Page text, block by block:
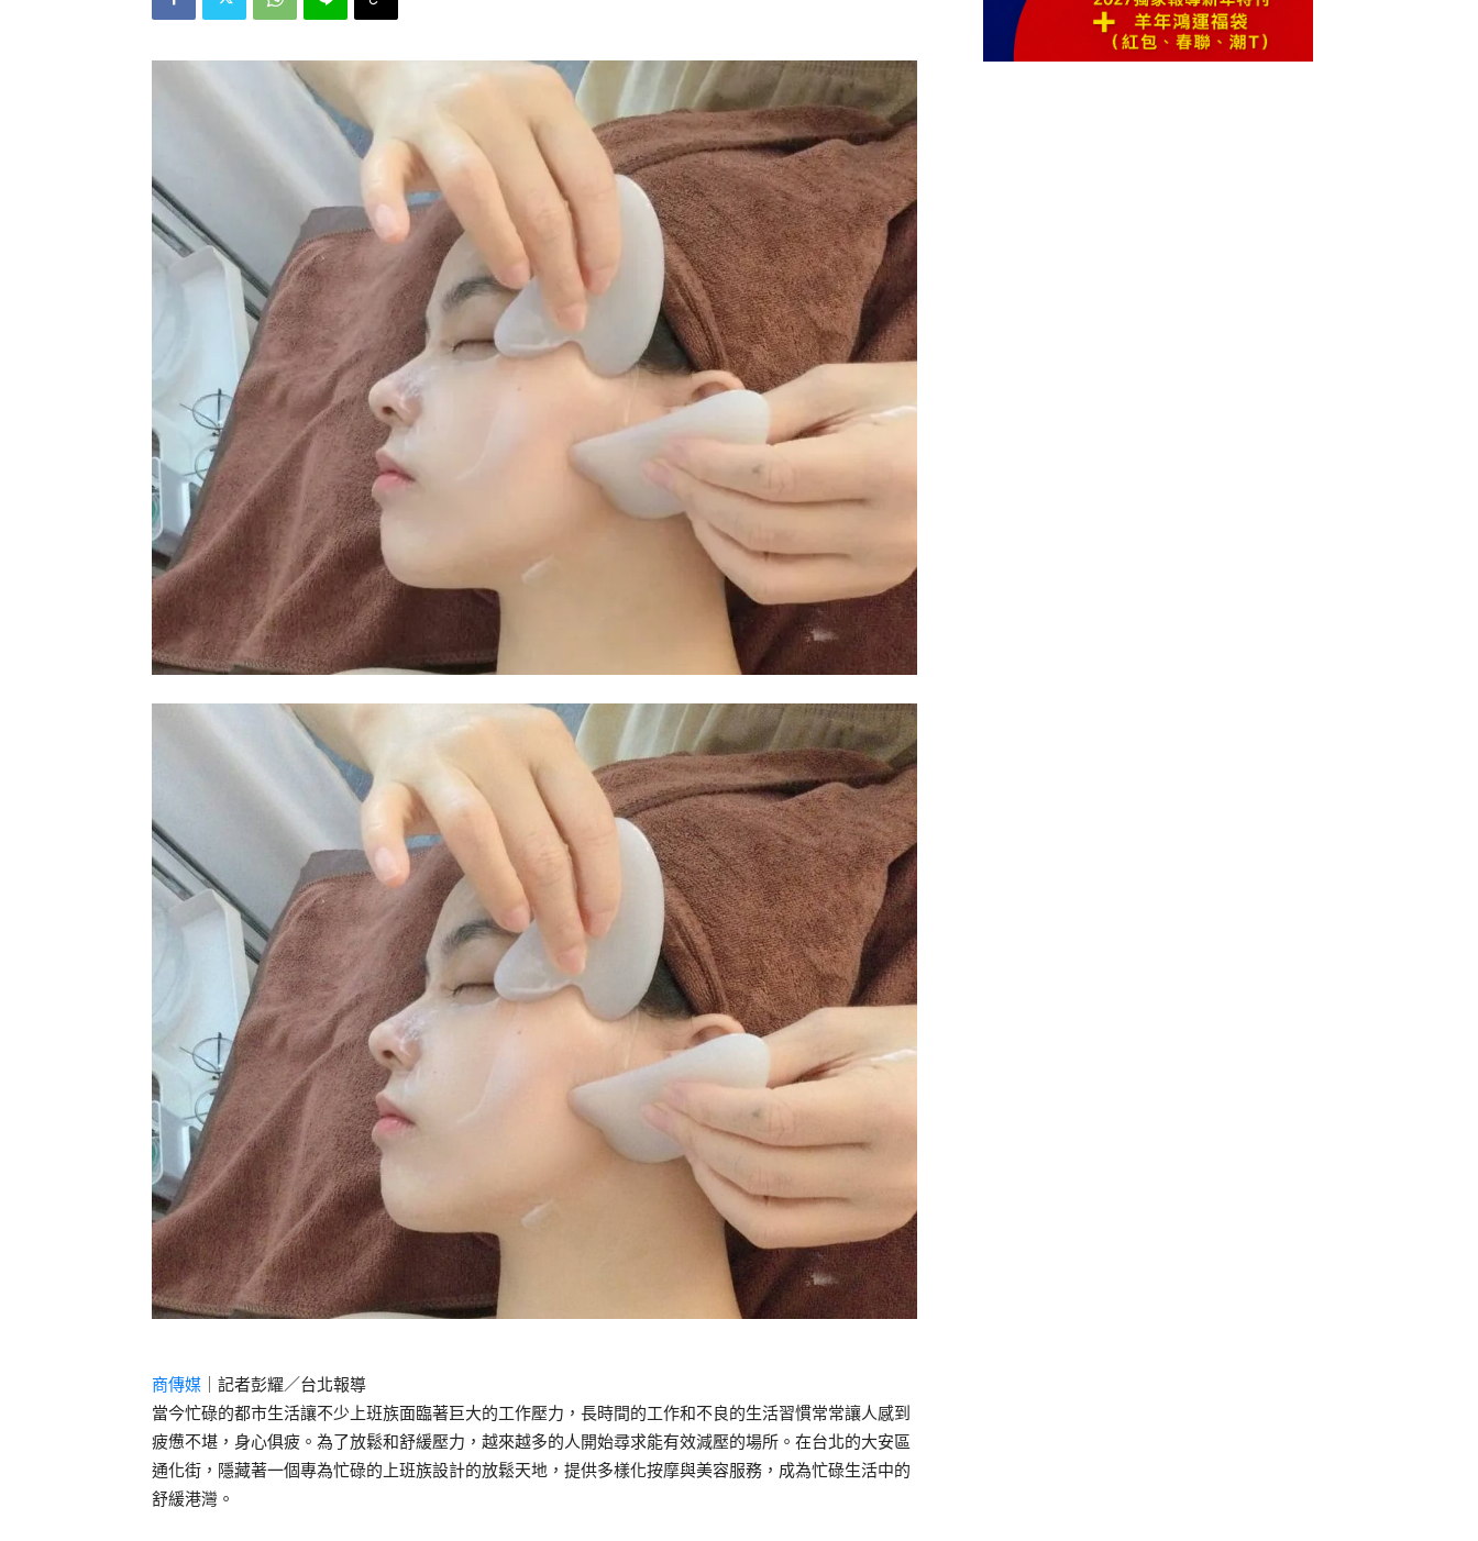
商傳媒 ｜記者彭耀／台北報導
當今忙碌的都市生活讓不少上班族面臨著巨大的工作壓力，長時間的工作和不良的生活習慣常常讓人感到
疲憊不堪，身心俱疲。為了放鬆和舒緩壓力，越來越多的人開始尋求能有效減壓的場所。在台北的大安區
通化街，隱藏著一個專為忙碌的上班族設計的放鬆天地，提供多樣化按摩與美容服務，成為忙碌生活中的
舒緩港灣。